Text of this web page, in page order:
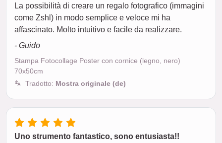
La possibilità di creare un regalo fotografico (immagini
come Zshl) in modo semplice e veloce mi ha
affascinato. Molto intuitivo e facile da realizzare.
- Guido
Stampa Fotocollage Poster con cornice (legno, nero)
70x50cm
Tradotto: Mostra originale (de)
Uno strumento fantastico, sono entusiasta!!